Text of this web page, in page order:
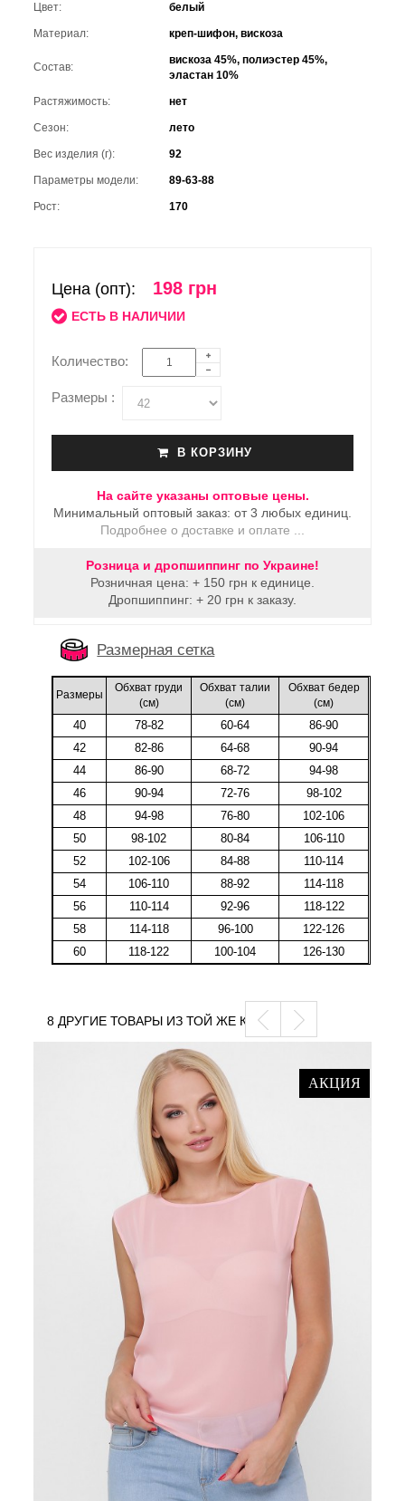
Цвет: белый
Материал: креп-шифон, вискоза
Состав:
вискоза 45%, полиэстер 45%,
эластан 10%
Растяжимость: нет
Сезон: лето
Вес изделия (г): 92
Параметры модели: 89-63-88
Рост: 170
Цена (опт): 198 грн
ЕСТЬ В НАЛИЧИИ
Количество:
Размеры :
В КОРЗИНУ
На сайте указаны оптовые цены.
Минимальный оптовый заказ: от 3 любых единиц.
Подробнее о доставке и оплате ...
Розница и дропшиппинг по Украине!
Розничная цена: + 150 грн к единице.
Дропшиппинг: + 20 грн к заказу.
Размерная сетка
Размеры
Обхват груди
(cм)
Обхват талии
(cм)
Обхват бедер
(cм)
40 78-82 60-64
86-90
42
82-86 64-68
90-94
44
86-90 68-72
94-98
46
90-94 72-76
98-102
48
94-98 76-80
102-106
50
98-102 80-84
106-110
52
102-106 84-88
110-114
54
106-110 88-92
114-118
56
110-114 92-96
118-122
58
114-118 96-100
122-126
60
118-122 100-104 126-130
8 ДРУГИЕ ТОВАРЫ ИЗ ТОЙ ЖЕ КАТЕГОРИИ
АКЦИЯ